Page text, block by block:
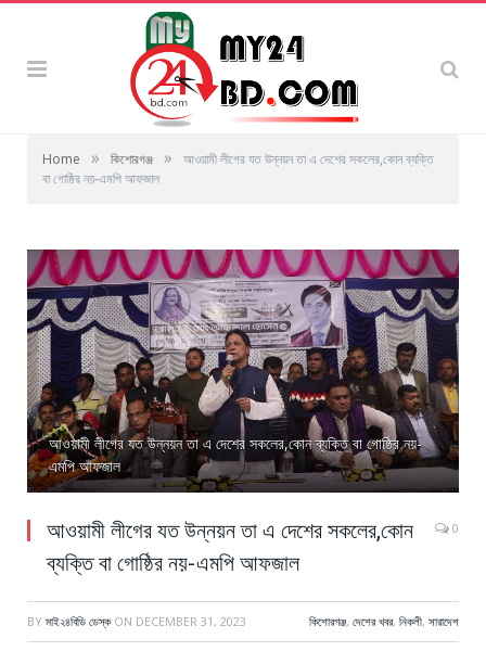
Home » কিশোরগঞ্জ »
আওয়ামী লীগের যত উন্নয়ন তা এ দেশের সকলের,কোন ব্যক্তি
বা গোষ্ঠির নয়-এমপি আফজাল
আওয়ামী লীগের যত উন্নয়ন তা এ দেশের সকলের,কোন ব্যক্তি বা গোষ্ঠির নয়-
এমপি আফজাল
আওয়ামী লীগের যত উন্নয়ন তা এ দেশের সকলের,কোন
ব্যক্তি বা গোষ্ঠির নয়-এমপি আফজাল
0
BY মাই২৪বিডি ডেস্ক ON DECEMBER 31, 2023 কিশোরগঞ্জ, দেশের খবর, নিকলী, সারাদেশ